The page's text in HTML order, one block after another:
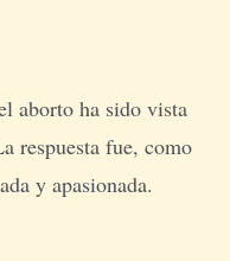
aborto ha sido vista
respuesta fue, como
y apasionada.